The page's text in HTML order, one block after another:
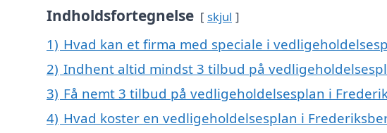
Indholdsfortegnelse skjul
1) Hvad kan et firma med speciale i
2) Indhent altid mindst 3 tilbud på
3) Få nemt 3 tilbud på vedligeholdelsesplan i
4) Hvad koster en vedligeholdelsesplan i